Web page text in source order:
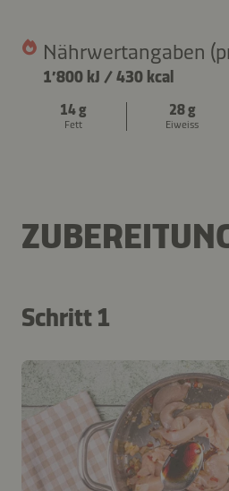
Nährwertangaben
1’800 kJ /430 kcal
14 g
Fett
28 g
Eiweiss
Schritt 1